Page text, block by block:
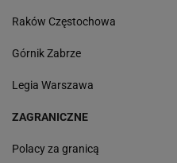
Raków Częstochowa
Górnik Zabrze
Legia Warszawa
ZAGRANICZNE
Polacy za granicą